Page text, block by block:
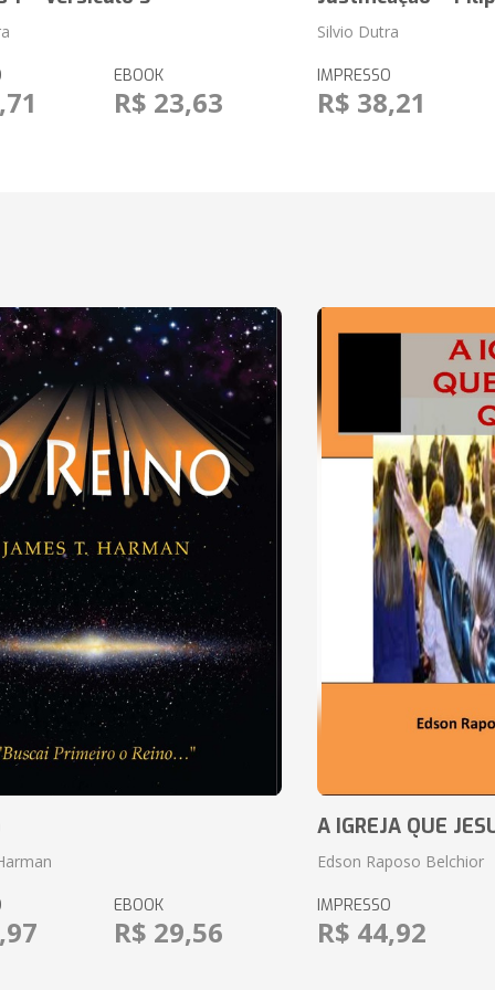
EBOOK
R$ 23,63
Silvio Dutra
IMPRESSO
R$ 38,21
EBOOK
R$ 29,56
A IGREJA QUE
Edson Raposo Belchior
IMPRESSO
R$ 44,92